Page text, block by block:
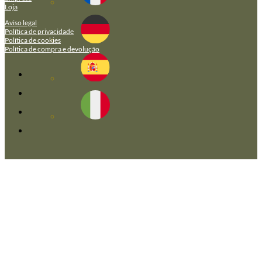
Loja
Aviso legal
Política de privacidade
Política de cookies
Política de compra e devolução